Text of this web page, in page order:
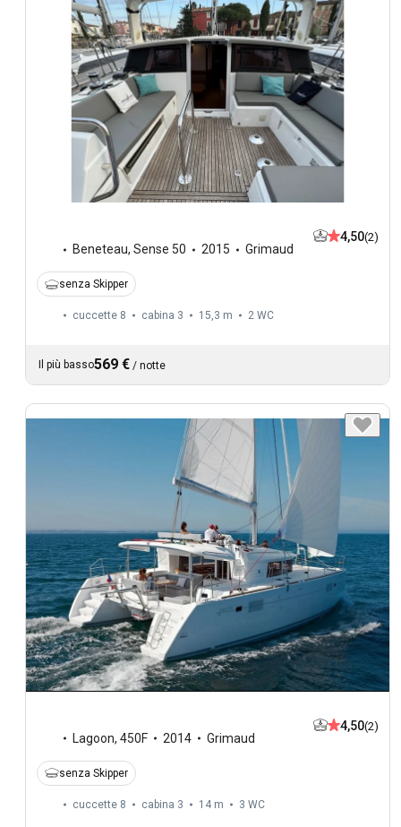
Beneteau, Sense 50 2015 Grimaud
4,50(2)
senza Skipper
cuccette 8 cabina 3 15,3 m 2 WC
Il più basso569 € / notte
Lagoon, 450F 2014 Grimaud
4,50(2)
senza Skipper
cuccette 8 cabina 3 14 m 3 WC